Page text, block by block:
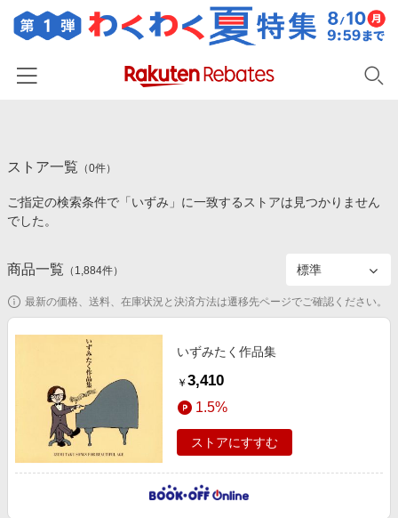
カテゴリー一覧
百貨店・総合ECモール
食品・スイーツ・お酒
コスメ・健康・医薬品
キッズ・ベビー用品
家電・PC・スマホ・カメラ
エンタメ
スポーツ・アウトドア・ゴルフ
インテリア・寝具
イベント一覧
初回購入者限定特典
対象ストア新規限定特典
新着ストアのご紹介
電子書籍特集
楽天ペイ導入ストア
楽天サービス特集
旅行特集
お中元特集2026
ストア一覧 （0件）
ご指定の検索条件で「いずみ」に一致するストアは見つかりません
でした。
商品一覧 （ 1,884件）
最新の価格、送料、在庫状況と決済方法は遷移先ページでご確認ください。
いずみたく作品集
￥ 3,410
1.5%
ストアにすすむ